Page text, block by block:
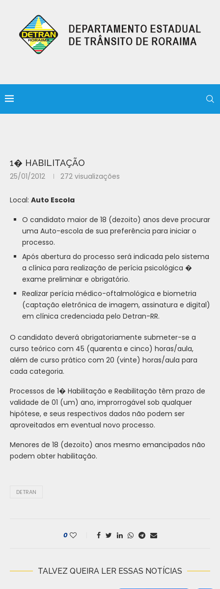
1� HABILITAÇÃO
25/01/2012 272 visualizações
Local: Auto Escola
O candidato maior de 18 (dezoito) anos deve procurar
uma Auto-escola de sua preferência para iniciar o
processo.
Após abertura do processo será indicada pelo sistema
a clínica para realização de perícia psicológica �
exame preliminar e obrigatório.
Realizar perícia médico-oftalmológica e biometria
(captação eletrônica de imagem, assinatura e digital)
em clínica credenciada pelo Detran-RR.
O candidato deverá obrigatoriamente submeter-se a
curso teórico com 45 (quarenta e cinco) horas/aula,
além de curso prático com 20 (vinte) horas/aula para
cada categoria.
Processos de 1� Habilitação e Reabilitação têm prazo de
validade de 01 (um) ano, improrrogável sob qualquer
hipótese, e seus respectivos dados não podem ser
aproveitados em eventual novo processo.
Menores de 18 (dezoito) anos mesmo emancipados não
podem obter habilitação.
DETRAN
0
TALVEZ QUEIRA LER ESSAS NOTÍCIAS